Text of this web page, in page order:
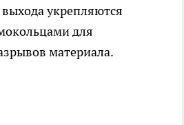
укрепляются
для
материала.